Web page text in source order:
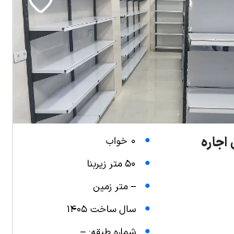
0 خواب
50 متر زیربنا
-- متر زمین
سال ساخت 1405